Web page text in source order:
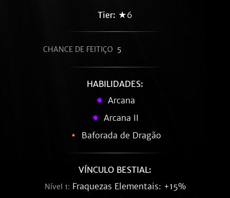
Tier: ★6
CHANCE DE FEITIÇO 5
HABILIDADES:
Arcana
Arcana II
Baforada de Dragão
VÍNCULO BESTIAL:
Nível 1: Fraquezas Elementais: +15%